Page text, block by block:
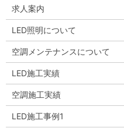
求人案内
LED照明について
空調メンテナンスについて
LED施工実績
空調施工実績
LED施工事例1